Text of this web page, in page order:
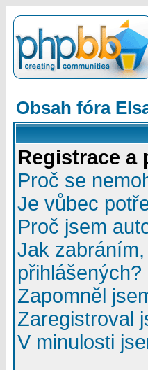
Obsah fóra
Registrace a
Proč se
Je vůbec
Proč jsem
Jak
přihlášených?
Zapomněl
Zaregistroval
V minulosti